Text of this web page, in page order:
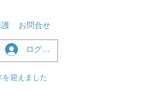
護 お問合せ
ログイン
を迎えました